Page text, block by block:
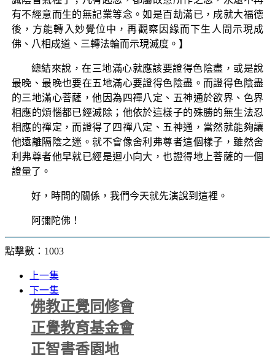
有不經意而生的無記業等念。如是百劫滿已，成就大福德
後，方能轉入妙覺位中，再觀察因緣而下生人間示現成
佛、八相成道、三轉法輪而示現滅度。】
總結來說，在三地滿心就應該要證得色陰盡，或是說
最晚、最晚也要在五地滿心要證得色陰盡。而證得色陰盡
的三地滿心菩薩，他因為四禪八定、五神通於欲界、色界
相應的煩惱都已經滅除；他依於這樣子的殊勝的無生法忍
相應的禪定，而證得了四禪八定、五神通，當然就能夠讓
他遠離隔陰之迷。就不會像舍利弗尊者這個樣子，雖然舍
利弗尊者他早就已經是迴小向大，也證得地上菩薩的一個
證量了。
好，時間的關係，我們今天就先演說到這裡。
阿彌陀佛！
點擊數：1003
上一集
下一集
佛教正覺同修會
正覺教育基金會
正智書香園地